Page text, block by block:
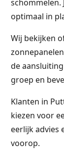
schommelen.
optimaal in
Wij bekijken
de
groep en
Klanten in
kiezen voor
eerlijk advies
voorop.